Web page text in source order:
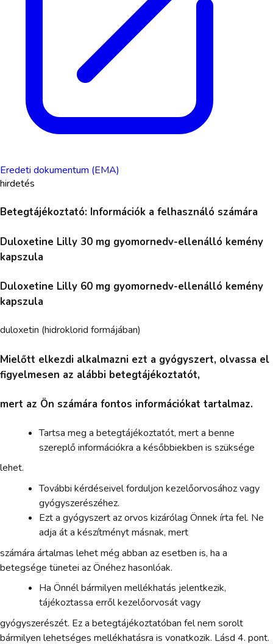
Eredeti dokumentum (EMA)
hirdetés
Betegtájékoztató: Információk a felhasználó számára
Duloxetine Lilly 30 mg gyomornedv-ellenálló kemény
kapszula
Duloxetine Lilly 60 mg gyomornedv-ellenálló kemény
kapszula
duloxetin (hidroklorid formájában)
Mielőtt elkezdi alkalmazni ezt a gyógyszert, olvassa el
figyelmesen az alábbi betegtájékoztatót,
mert az Ön számára fontos információkat tartalmaz.
Tartsa meg a betegtájékoztatót, mert a benne
szereplő információkra a későbbiekben is szüksége
lehet.
További kérdéseivel forduljon kezelőorvosához vagy
gyógyszerészéhez.
Ezt a gyógyszert az orvos kizárólag Önnek írta fel. Ne
adja át a készítményt másnak, mert
számára ártalmas lehet még abban az esetben is, ha a
betegsége tünetei az Önéhez hasonlóak.
Ha Önnél bármilyen mellékhatás jelentkezik,
tájékoztassa erről kezelőorvosát vagy
gyógyszerészét. Ez a betegtájékoztatóban fel nem sorolt
bármilyen lehetséges mellékhatásra is vonatkozik. Lásd 4. pont.